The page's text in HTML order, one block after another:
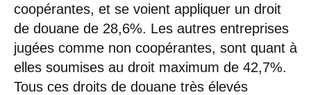
coopérantes, et se voient appliquer un droit
de douane de 28,6%. Les autres entreprises
jugées comme non coopérantes, sont quant à
elles soumises au droit maximum de 42,7%.
Tous ces droits de douane très élevés